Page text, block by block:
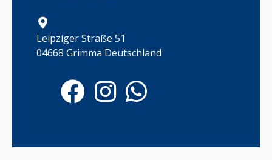
Leipziger Straße 51
04668 Grimma Deutschland